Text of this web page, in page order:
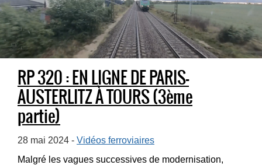
RP 320 : EN LIGNE DE PARIS-
AUSTERLITZ À TOURS (3ème
partie)
28 mai 2024 - Vidéos ferroviaires
Malgré les vagues successives de modernisation,